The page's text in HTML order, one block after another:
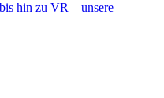
hin zu VR – unsere